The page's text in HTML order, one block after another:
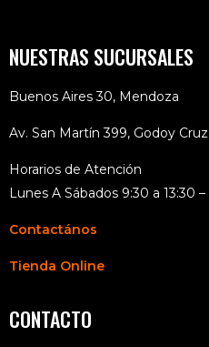
NUESTRAS SUCURSALES
Buenos Aires 30, Mendoza
Av. San Martín 399, Godoy
Horarios de Atención
Lunes A Sábados 9:30 a 13:30
Contactános
Tienda Online
CONTACTO